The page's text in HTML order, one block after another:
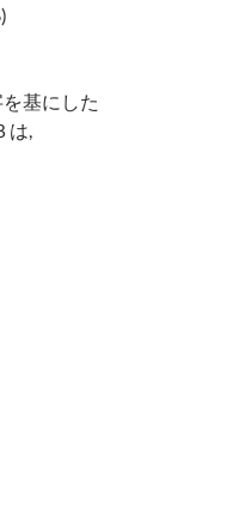
基にした
は,